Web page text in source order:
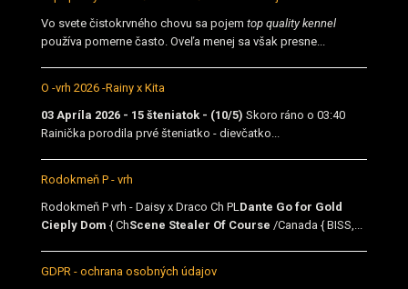
Vo svete čistokrvného chovu sa pojem top quality kennel
používa pomerne často. Oveľa menej sa však presne...
O -vrh 2026 -Rainy x Kita
03 Apríla 2026 - 15 šteniatok - (10/5) Skoro ráno o 03:40
Rainička porodila prvé šteniatko - dievčatko...
Rodokmeň P - vrh
Rodokmeň P vrh - Daisy x Draco Ch PLDante Go for Gold
Cieply Dom { ChScene Stealer Of Course /Canada { BISS,...
GDPR - ochrana osobných údajov